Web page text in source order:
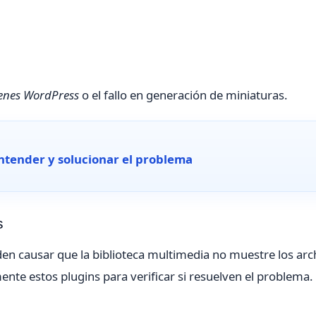
WordPress o el fallo en generación de miniaturas.
y solucionar el problema
causar que la biblioteca multimedia no muestre los
estos plugins para verificar si resuelven el problema.